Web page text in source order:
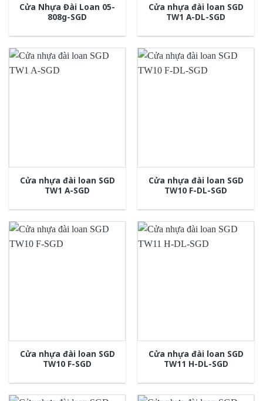
Cửa Nhựa Đài Loan 05-
808g-SGD
Cửa nhựa đài loan SGD
TW1 A-DL-SGD
Cửa nhựa đài loan SGD
TW1 A-SGD
Cửa nhựa đài loan SGD
TW10 F-DL-SGD
Cửa nhựa đài loan SGD
TW10 F-SGD
Cửa nhựa đài loan SGD
TW11 H-DL-SGD